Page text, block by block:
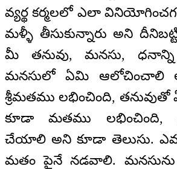
వ్యర్థ కర్మలలో ఎలా
మళ్ళీ తీసుకున్నారు అని
మీ తనువు, మనసు, ధనాన్ని
మనసులో ఏమి ఆలోచించాలి
శ్రీమతము లభించింది,
కూడా మతము
చేయాలి అని కూడా తెలుసు.
మతం పైనే నడవాలి. మనసును